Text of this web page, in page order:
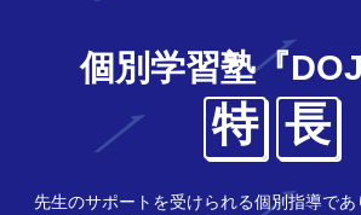
個別学習塾『
特 長
先生のサポートを受けられる個別指導であ